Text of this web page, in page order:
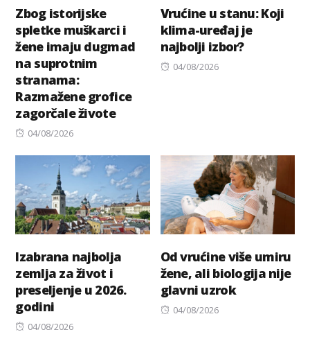
Zbog istorijske
spletke muškarci i
žene imaju dugmad
na suprotnim
stranama:
Razmažene grofice
zagorčale živote
Posted
04/08/2026
Vrućine u stanu: Koji
klima-uređaj je
najbolji izbor?
Posted
04/08/2026
Izabrana najbolja
zemlja za život i
preseljenje u 2026.
godini
Posted
04/08/2026
Od vrućine više umiru
žene, ali biologija nije
glavni uzrok
Posted
04/08/2026